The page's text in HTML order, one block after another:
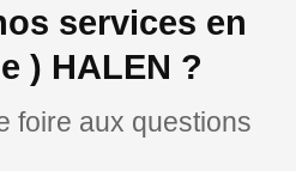
services en
) HALEN ?
foire aux questions